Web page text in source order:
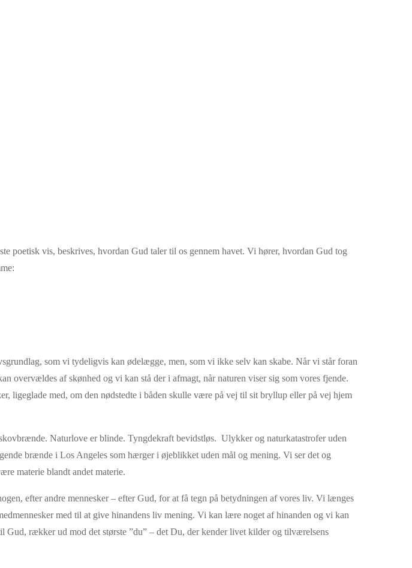
poetisk vis, beskrives, hvordan Gud taler til os gennem havet. Vi hører, hvordan Gud tog
som vi tydeligvis kan ødelægge, men, som vi ikke selv kan skabe. Når vi står foran
overvældes af skønhed og vi kan stå der i afmagt, når naturen viser sig som vores fjende.
ligeglade med, om den nødstedte i båden skulle være på vej til sit bryllup eller på vej hjem
Naturlove er blinde. Tyngdekraft bevidstløs. Ulykker og naturkatastrofer uden
brænde i Los Angeles som hærger i øjeblikket uden mål og mening. Vi ser det og
materie blandt andet materie.
efter andre mennesker – efter Gud, for at få tegn på betydningen af vores liv. Vi længes
med til at give hinandens liv mening. Vi kan lære noget af hinanden og vi kan
rækker ud mod det største ”du” – det Du, der kender livet kilder og tilværelsens